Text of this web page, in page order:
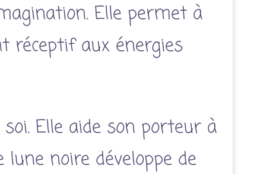
Elle permet à
réceptif aux énergies
Elle aide son porteur à
noire développe de